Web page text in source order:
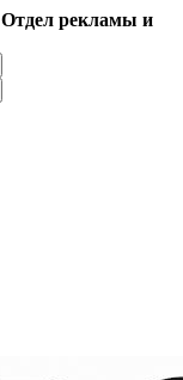
Отдел рекламы и